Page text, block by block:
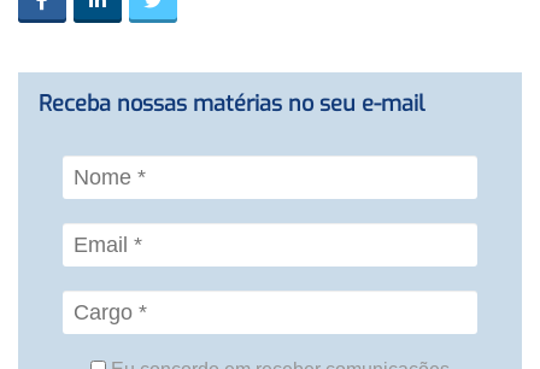
Receba nossas matérias no seu e-mail